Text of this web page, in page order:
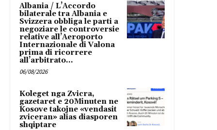
Albania / L’Accordo
bilaterale tra Albania e
Svizzera obbliga le parti a
negoziare le controversie
relative all’Aeroporto
Internazionale di Valona
prima di ricorrere
all’arbitrato...
06/08/2026
Koleget nga Zvicra,
gazetaret e 20Minuten ne
Kosove takojne «vendasit
zviceran» alias diasporen
shqiptare